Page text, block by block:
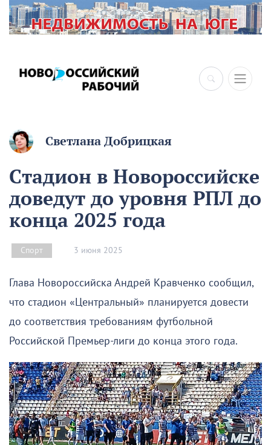
×
Светлана Добрицкая
Стадион в Новороссийске
доведут до уровня РПЛ до
конца 2025 года
Спорт 3 июня 2025
Глава Новороссийска Андрей Кравченко сообщил,
что стадион «Центральный» планируется довести
до соответствия требованиям футбольной
Российской Премьер-лиги до конца этого года.